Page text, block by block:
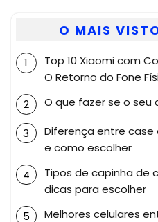
O MAIS
Top 10 Xiaomi com
O Retorno do Fone
O que fazer se o seu
Diferença entre
e como escolher
Tipos de capinha de
dicas para escolher
Melhores celulares